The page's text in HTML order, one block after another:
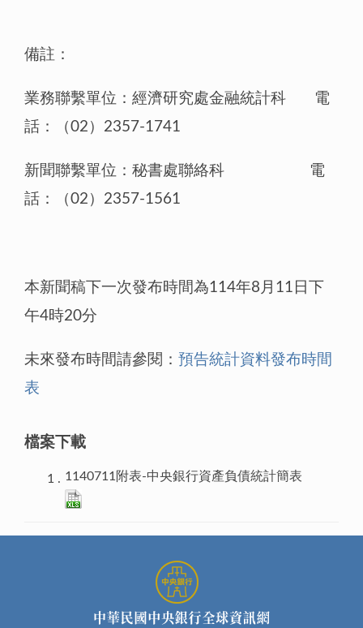
備註：
業務聯繫單位：經濟研究處金融統計科 電
話：（02）2357-1741
新聞聯繫單位：秘書處聯絡科 電
話：（02）2357-1561
本新聞稿下一次發布時間為114年8月11日下
午4時20分
未來發布時間請參閱： 預告統計資料發布時間
表
檔案下載
1140711附表-中央銀行資產負債統計簡表